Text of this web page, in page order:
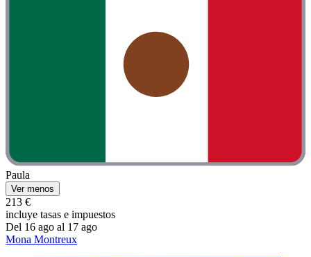
Paula
Ver menos
213 €
incluye tasas e impuestos
Del 16 ago al 17 ago
Mona Montreux